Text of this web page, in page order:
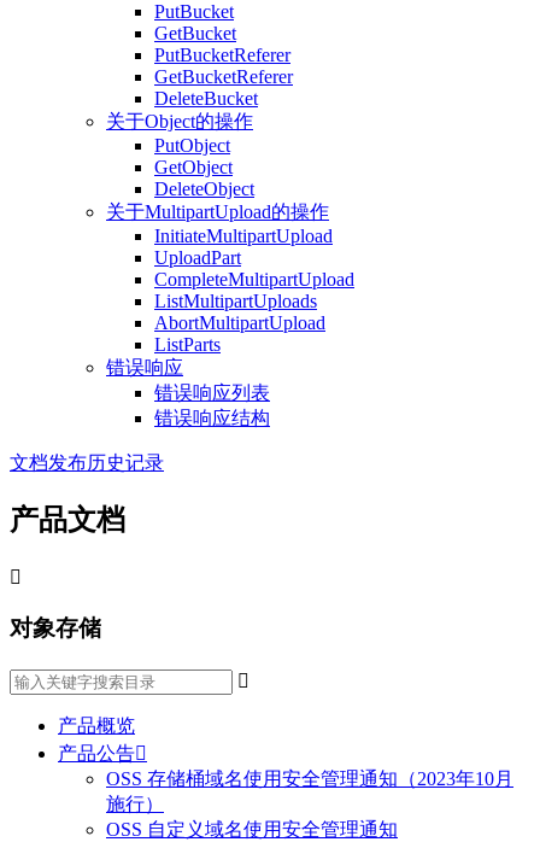
PutBucket
GetBucket
PutBucketReferer
GetBucketReferer
DeleteBucket
关于Object的操作
PutObject
GetObject
DeleteObject
关于MultipartUpload的操作
InitiateMultipartUpload
UploadPart
CompleteMultipartUpload
ListMultipartUploads
AbortMultipartUpload
ListParts
错误响应
错误响应列表
错误响应结构
文档发布历史记录
产品文档

对象存储

产品概览
产品公告
OSS 存储桶域名使用安全管理通知（2023年10月
施行）
OSS 自定义域名使用安全管理通知